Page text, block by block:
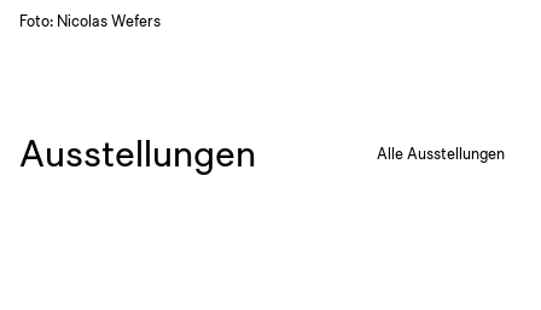
Foto: Nicolas Wefers
Ausstellungen Alle Ausstellungen